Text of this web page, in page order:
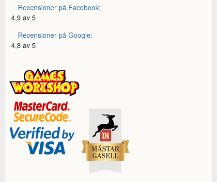
Recensioner på Facebook:
4,9 av 5
Recensioner på Google:
4,8 av 5